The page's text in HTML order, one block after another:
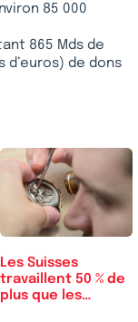
85 000
865 Mds de
d’euros) de dons
Les Suisses
travaillent 50 % de
plus que les